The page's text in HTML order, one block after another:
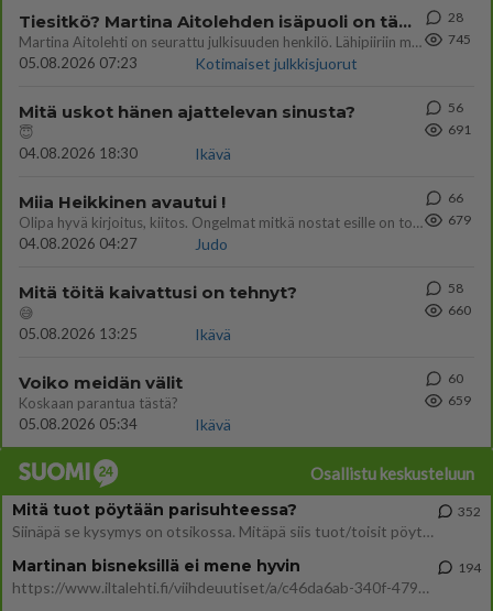
Tiesitkö? Martina Aitolehden isäpuoli on tämä suosittu laulaja
Martina Aitolehti on seurattu julkisuuden henkilö. Lähipiiriin mahtuu muitakin tunnettuja henkilöitä. Tiesitkö, että Ma
05.08.2026 07:23
Kotimaiset julkkisjuorut
28
745
Mitä uskot hänen ajattelevan sinusta?
😇
04.08.2026 18:30
Ikävä
56
691
Miia Heikkinen avautui !
Olipa hyvä kirjoitus, kiitos. Ongelmat mitkä nostat esille on todellisia ja tämä ylimielisyys totta ja se näkyy kaikessa
04.08.2026 04:27
Judo
66
679
Mitä töitä kaivattusi on tehnyt?
😅
05.08.2026 13:25
Ikävä
58
660
Voiko meidän välit
Koskaan parantua tästä?
05.08.2026 05:34
Ikävä
60
659
Osallistu keskusteluun
Mitä tuot pöytään parisuhteessa?
Siinäpä se kysymys on otsikossa. Mitäpä siis tuot/toisit pöytään parisuhteessa? Oletko mies vai nainen? Koetko sen mitä
352
Martinan bisneksillä ei mene hyvin
https://www.iltalehti.fi/viihdeuutiset/a/c46da6ab-340f-4790-aaa7-0865eed2336 Yrityksen konkurssihakemus on tullut kärä
194